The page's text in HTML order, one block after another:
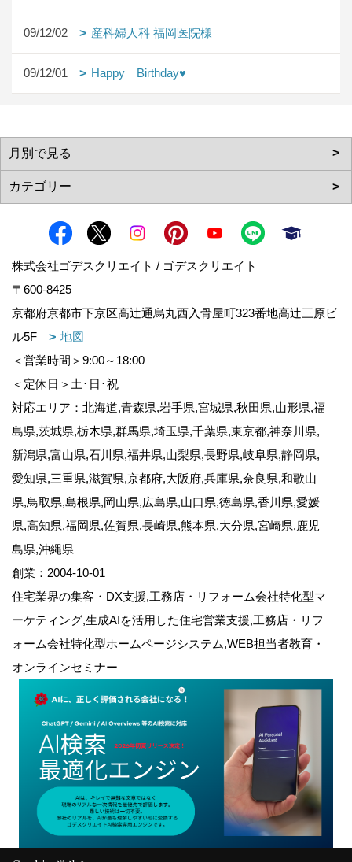
09/12/02 産科婦人科 福岡医院様
09/12/01 Happy Birthday♥
株式会社ゴデスクリエイト / ゴデスクリエイト
〒600-8425
京都府京都市下京区高辻通烏丸西入骨屋町323番地高辻三原ビ
ル5F
地図
＜営業時間＞9:00～18:00
＜定休日＞土･日･祝
対応エリア：北海道,青森県,岩手県,宮城県,秋田県,山形県,福
島県,茨城県,栃木県,群馬県,埼玉県,千葉県,東京都,神奈川県,
新潟県,富山県,石川県,福井県,山梨県,長野県,岐阜県,静岡県,
愛知県,三重県,滋賀県,京都府,大阪府,兵庫県,奈良県,和歌山
県,鳥取県,島根県,岡山県,広島県,山口県,徳島県,香川県,愛媛
県,高知県,福岡県,佐賀県,長崎県,熊本県,大分県,宮崎県,鹿児
島県,沖縄県
創業：2004-10-01
住宅業界の集客・DX支援,工務店・リフォーム会社特化型マ
ーケティング,生成AIを活用した住宅営業支援,工務店・リフ
ォーム会社特化型ホームページシステム,WEB担当者教育・
オンラインセミナー